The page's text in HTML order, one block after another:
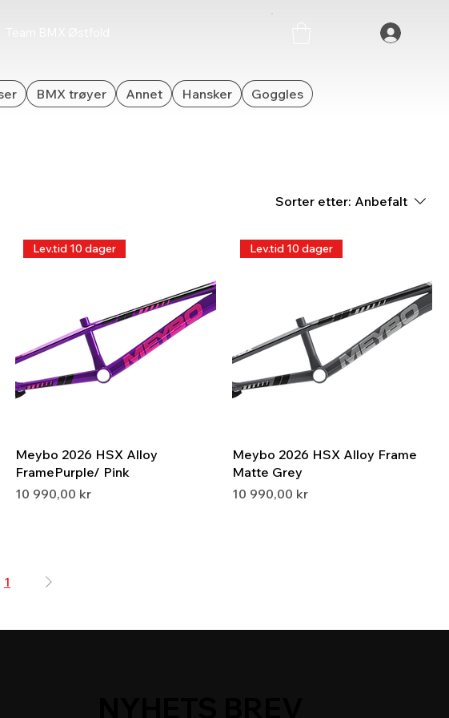
BMX trøyer Annet Hansker
Goggles
Sorter etter: Anbefalt
Lev.tid 10 dager
Meybo 2026 HSX Alloy
FramePurple/ Pink
Pris
10 990,00 kr
Lev.tid 10 dager
Meybo 2026 HSX Alloy Frame
Matte Grey
Pris
10 990,00 kr
1